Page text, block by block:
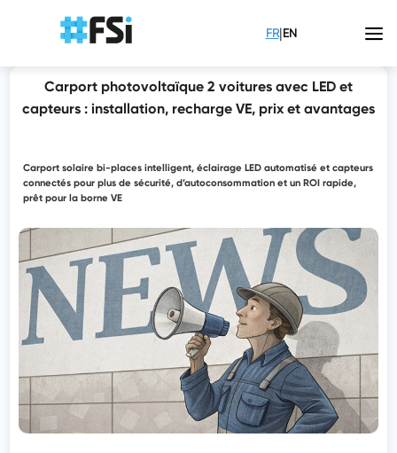
FR|EN
Carport photovoltaïque 2 voitures avec LED et
capteurs : installation, recharge VE, prix et avantages
Carport solaire bi-places intelligent, éclairage LED automatisé et capteurs
connectés pour plus de sécurité, d’autoconsommation et un ROI rapide,
prêt pour la borne VE